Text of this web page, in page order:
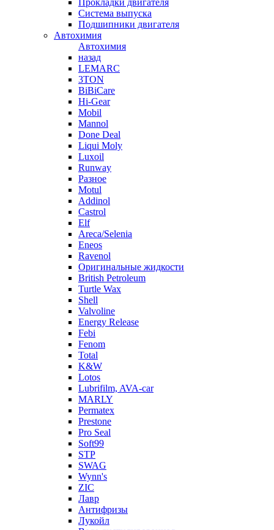
Прокладки двигателя
Система выпуска
Подшипники двигателя
Автохимия
Автохимия
назад
LEMARC
3TON
BiBiCare
Hi-Gear
Mobil
Mannol
Done Deal
Liqui Moly
Luxoil
Runway
Разное
Motul
Addinol
Castrol
Elf
Areca/Selenia
Eneos
Ravenol
Оригинальные жидкости
British Petroleum
Turtle Wax
Shell
Valvoline
Energy Release
Febi
Fenom
Total
K&W
Lotos
Lubrifilm, AVA-car
MARLY
Permatex
Prestone
Pro Seal
Soft99
STP
SWAG
Wynn's
ZIC
Лавр
Антифризы
Лукойл